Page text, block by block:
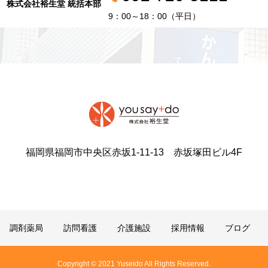
株式会社裕生堂 統括本部
9：00～18：00（平日）
福岡県福岡市中央区赤坂1-11-13 赤坂塚田ビル4F
調剤薬局 訪問看護 介護施設 採用情報 ブログ
Copyright © 2021 Yuseido All Rights Reserved.